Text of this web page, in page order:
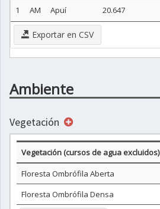
1
AM Apuí 20.647
Exportar en CSV
Ambiente
Vegetación
Vegetación (cursos de agua excluidos)
Floresta Ombrófila Aberta
Floresta Ombrófila Densa